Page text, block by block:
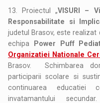
13. Proiectul „VISURI –
Responsabilitate si
judetul Brasov, este realizat
echipa
Power Puff
Organizatiei Nationale
Brasov. Schimbarea
participarii scolare si
continuarea
invatamantului